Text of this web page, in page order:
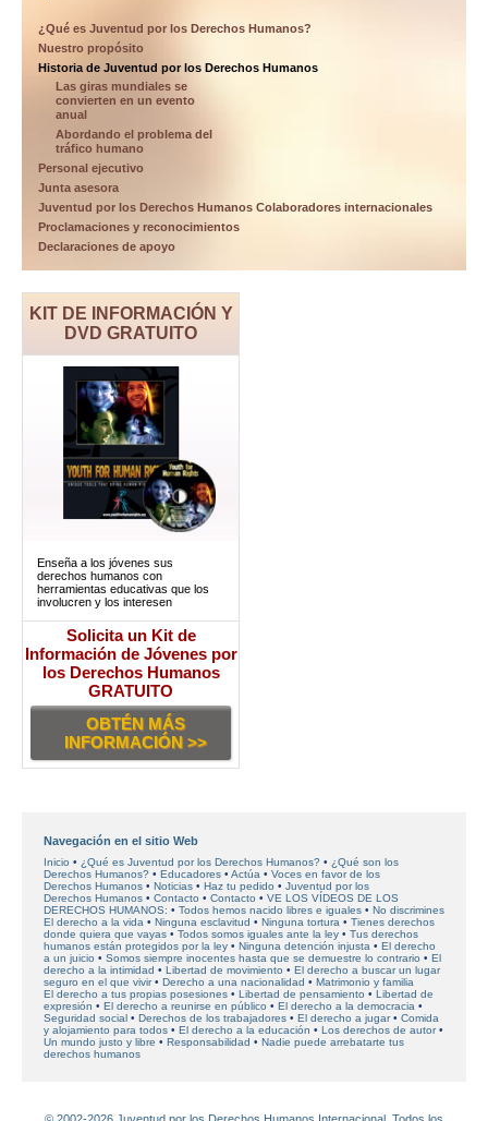
¿Qué es Juventud por los Derechos Humanos?
Nuestro propósito
Historia de Juventud por los Derechos Humanos
Las giras mundiales se
convierten en un evento
anual
Abordando el problema del
tráfico humano
Personal ejecutivo
Junta asesora
Juventud por los Derechos Humanos Colaboradores internacionales
Proclamaciones y reconocimientos
Declaraciones de apoyo
KIT DE INFORMACIÓN Y
DVD GRATUITO
Enseña a los jóvenes sus
derechos humanos con
herramientas educativas que los
involucren y los interesen
Solicita un Kit de
Información de Jóvenes por
los Derechos Humanos
GRATUITO
OBTÉN MÁS
INFORMACIÓN >>
Navegación en el sitio Web
Inicio ¿Qué es Juventud por los Derechos Humanos?
¿Qué son los
Derechos Humanos?
Educadores Actúa Voces en favorde los
Derechos Humanos
Noticias Haz tu pedido
Juventud por los
Derechos Humanos
Contacto Contacto
VE LOS VÍDEOS DE LOS
DERECHOS HUMANOS:
Todos hemos nacido libres e iguales
No discrimines
El derecho a la vida
Ninguna esclavitud Ninguna tortura
Tienes derechos
donde quiera que vayas
Todos somos iguales ante la ley
Tus derechos
humanos están protegidos por la ley
Ninguna detención injusta
El derecho
a un juicio
Somos siempre inocentes hasta que se demuestre lo contrario
El
derecho a la intimidad
Libertad de movimiento
El derecho a buscar un lugar
seguro en el que vivir
Derecho a una nacionalidad
Matrimonio y familia
El derecho a tus propias posesiones
Libertad de pensamiento
Libertad de
expresión
El derecho a reunirse en público
El derecho a la democracia
Seguridad social
Derechos de los trabajadores El derecho a jugar
Comida
y alojamiento para todos
El derecho a la educación
Los derechos de autor
Un mundo justo y libre
Responsabilidad
Nadie puede arrebatarte tus
derechos humanos